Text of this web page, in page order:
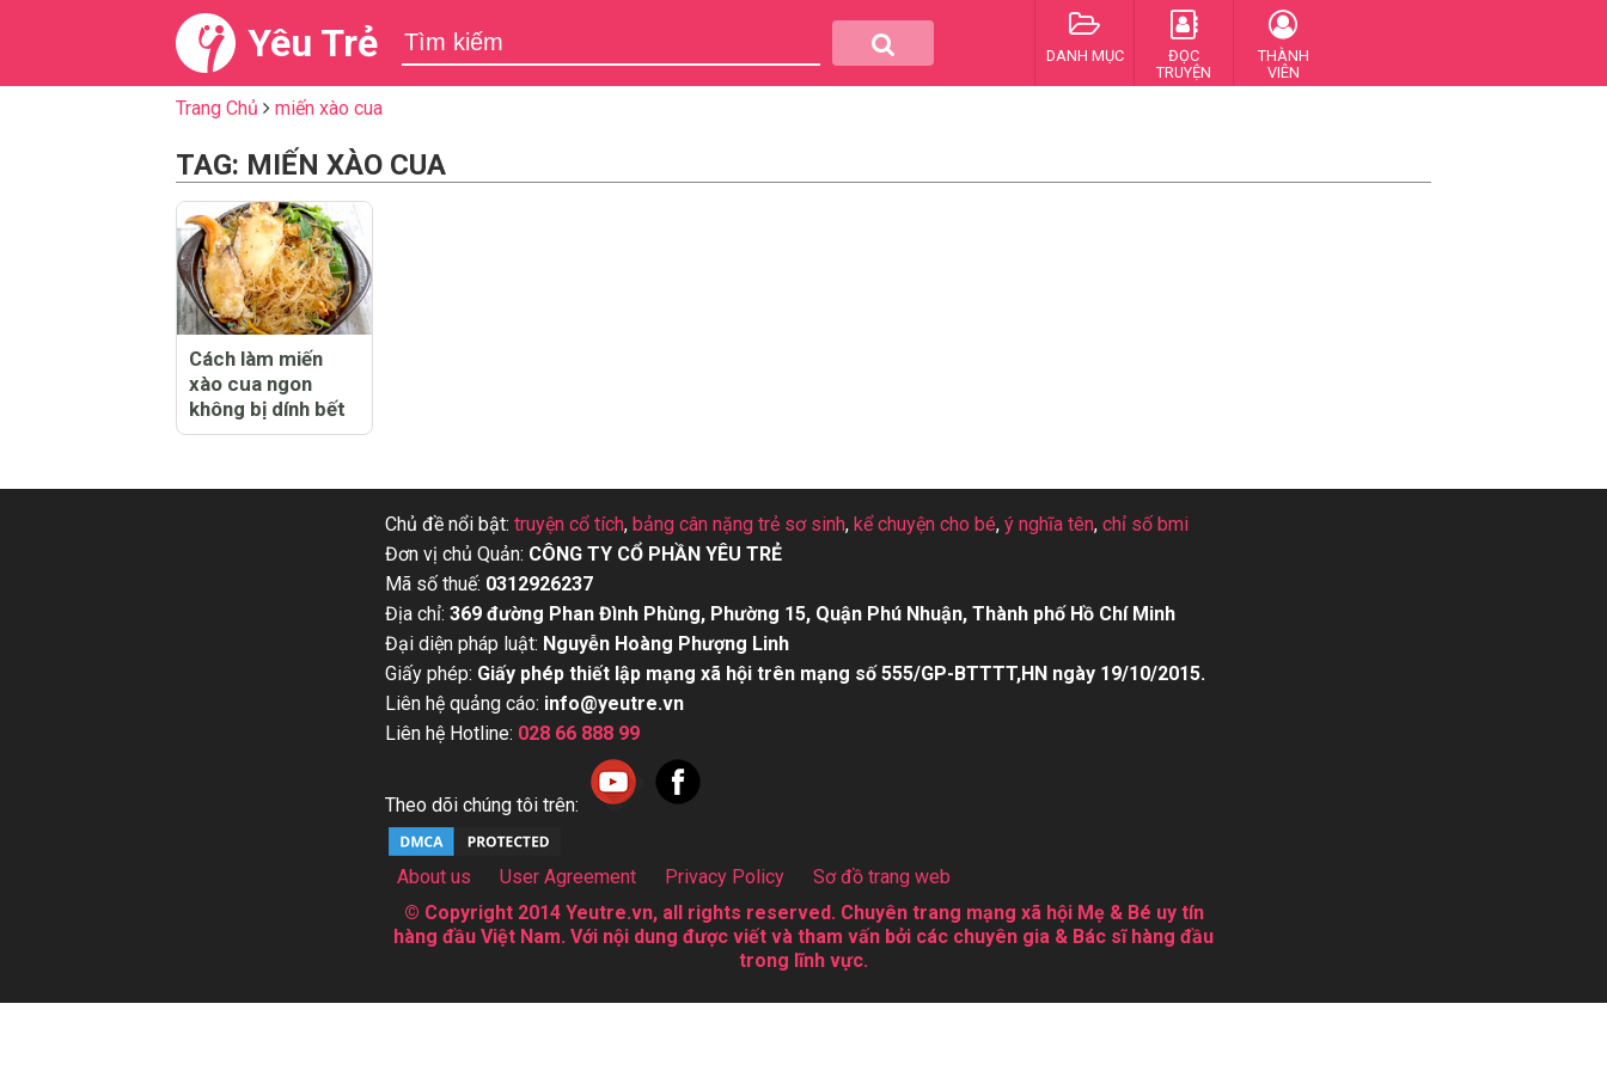
Yêu Trẻ DANH MỤC
ĐỌC
TRUYỆN
THÀNH
VIÊN
Trang Chủ miến xào cua
TAG: MIẾN XÀO CUA
Cách làm miến
xào cua ngon
không bị dính bết
Chủ đề nổi bật: truyện cổ tích, bảng cân nặng trẻ sơ sinh, kể chuyện cho bé, ý nghĩa tên, chỉ số bmi
Đơn vị chủ Quản: CÔNG TY CỔ PHẦN YÊU TRẺ
Mã số thuế: 0312926237
Địa chỉ: 369 đường Phan Đình Phùng, Phường 15, Quận Phú Nhuận, Thành phố Hồ Chí Minh
Đại diện pháp luật: Nguyễn Hoàng Phượng Linh
Giấy phép: Giấy phép thiết lập mạng xã hội trên mạng số 555/GP-BTTTT,HN ngày 19/10/2015.
Liên hệ quảng cáo: info@yeutre.vn
Liên hệ Hotline: 028 66 888 99
Theo dõi chúng tôi trên:
About us User Agreement Privacy Policy
Sơ đồ trang web
© Copyright 2014 Yeutre.vn, all rights reserved. Chuyên trang mạng xã hội Mẹ & Bé uy tín
hàng đầu Việt Nam. Với nội dung được viết và tham vấn bởi các chuyên gia & Bác sĩ hàng đầu
trong lĩnh vực.